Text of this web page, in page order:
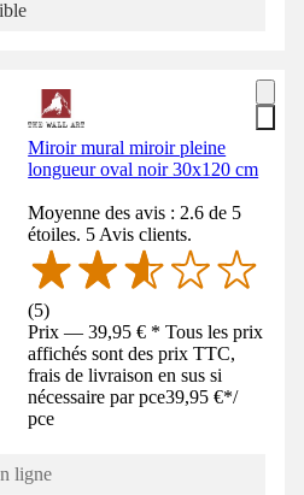
Miroir mural miroir pleine
longueur oval noir 30x120 cm
Moyenne des avis : 2.6 de 5
étoiles. 5 Avis clients.
(5)
Prix — 39,95 € * Tous les prix
affichés sont des prix TTC,
frais de livraison en sus si
nécessaire par pce39,95 €*/
pce
ligne